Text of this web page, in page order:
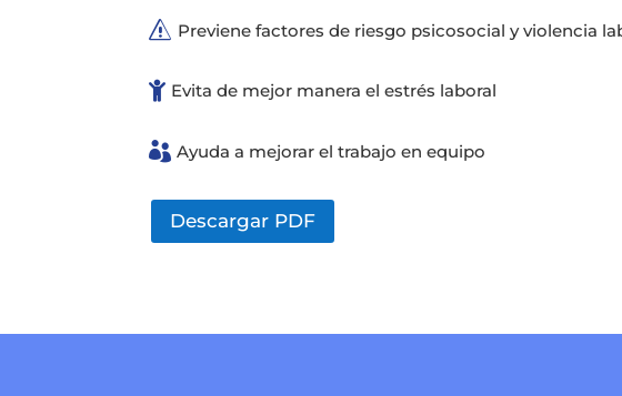
s Previene factores de riesgo psicosocial y violencia
 Evita de mejor manera el estrés laboral
 Ayuda a mejorar el trabajo en equipo
Descargar PDF